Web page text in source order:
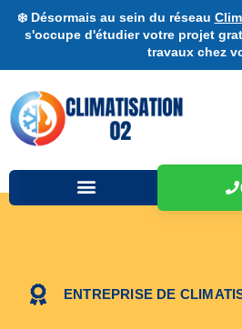
❄️ Désormais au sein du réseau
s'occupe d'étudier votre projet
travaux chez
ENTREPRISE DE